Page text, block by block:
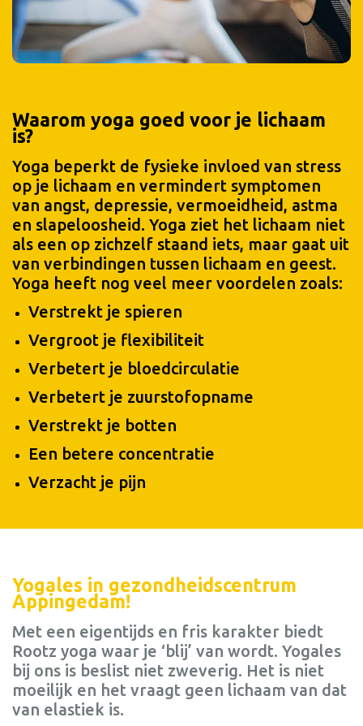
Waarom yoga goed voor je lichaam
is?
Yoga beperkt de fysieke invloed van stress
op je lichaam en vermindert symptomen
van angst, depressie, vermoeidheid, astma
en slapeloosheid. Yoga ziet het lichaam niet
als een op zichzelf staand iets, maar gaat uit
van verbindingen tussen lichaam en geest.
Yoga heeft nog veel meer voordelen zoals:
Verstrekt je spieren
Vergroot je flexibiliteit
Verbetert je bloedcirculatie
Verbetert je zuurstofopname
Verstrekt je botten
Een betere concentratie
Verzacht je pijn
Yogales in gezondheidscentrum
Appingedam!
Met een eigentijds en fris karakter biedt
Rootz yoga waar je ‘blij’ van wordt. Yogales
bij ons is beslist niet zweverig. Het is niet
moeilijk en het vraagt geen lichaam van dat
van elastiek is.